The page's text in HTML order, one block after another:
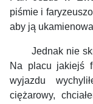
piśmie i
aby ją
Jednak nie
Na placu jakiejś
wyjazdu
ciężarowy,